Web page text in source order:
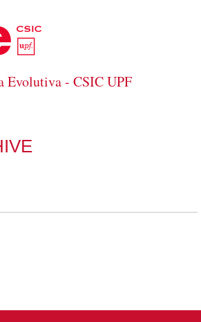
Evolutiva - CSIC UPF